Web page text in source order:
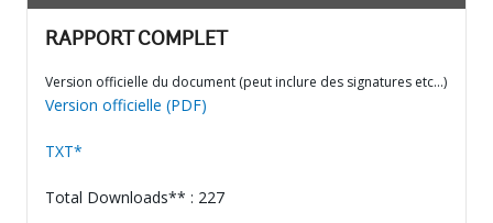
RAPPORT COMPLET
Version officielle du document (peut inclure des signatures etc…)
Version officielle (PDF)
TXT*
Total Downloads** : 227